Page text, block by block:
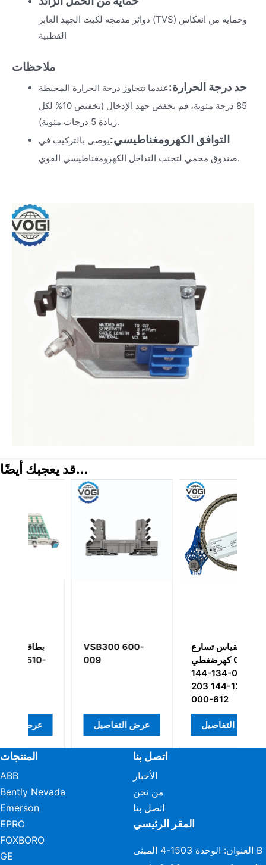
دوائر مدمجة لكبت الجهد العابر (TVS) وحماية من انعكاس
القطبية
ملاحظات
حد درجة الحرارة:عندما تتجاوز درجة الحرارة المحيطة
85 درجة مئوية، قم بخفض جهد الإدخال (تخفيض 10% لكل
زيادة 5 درجات مئوية).
التوافق الكهرومغناطيسي:يوصى بالتركيب في
صندوق محمي لتجنب التداخل الكهرومغناطيسي القوي.
قد يعجبك أيضًا...
VSB300 600-
009
عرض التفاصيل
مقياس تسارع
144-134-000-
203 144-134-
عرض التفاصيل
المنتجات
ABB
Bently Nevada
Emerson
EPRO
FOXBORO
GE
اتصل بنا
الأخبار
من نحن
اتصل بنا
المقر الرئيسي
العنوان: الوحدة 1503-4 المبنى B